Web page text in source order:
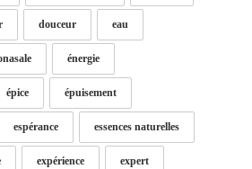
douceur eau
énergie
épice épuisement
espérance essences naturelles
expérience expert